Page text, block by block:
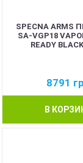
SPECNA ARMS
SA-VGP18
READY
8791
В